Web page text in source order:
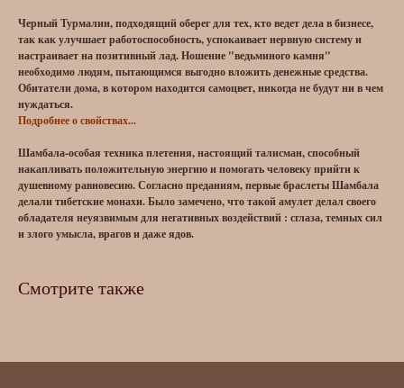
Черный Турмалин, подходящий оберег для тех, кто ведет дела в бизнесе,
так как улучшает работоспособность, успокаивает нервную систему и
настраивает на позитивный лад. Ношение "ведьминого камня"
необходимо людям, пытающимся выгодно вложить денежные средства.
Обитатели дома, в котором находится самоцвет, никогда не будут ни в чем
нуждаться.
Подробнее о свойствах...
Шамбала-особая техника плетения, настоящий талисман, способный
накапливать положительную энергию и помогать человеку прийти к
душевному равновесию. Согласно преданиям, первые браслеты Шамбала
делали тибетские монахи. Было замечено, что такой амулет делал своего
обладателя неуязвимым для негативных воздействий : сглаза, темных сил
и злого умысла, врагов и даже ядов.
Смотрите также